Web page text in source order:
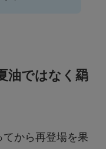
油ではなく羂
から再登場を果